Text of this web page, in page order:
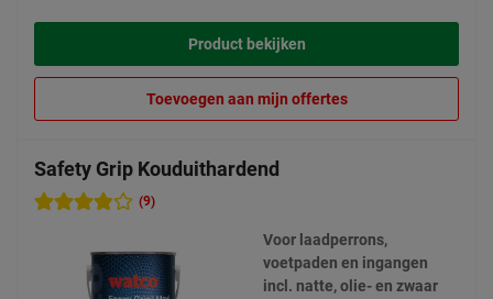
Product bekijken
Toevoegen aan mijn offertes
Safety Grip Kouduithardend
(9)
Voor laadperrons,
voetpaden en ingangen
incl. natte, olie- en zwaar